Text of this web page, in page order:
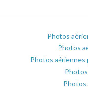
Photos
Photos
Photos aériennes
Photos